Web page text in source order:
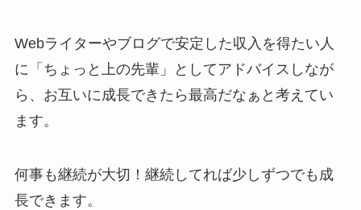
Webライターやブログで安定した収入を得たい人
に「ちょっと上の先輩」としてアドバイスしなが
ら、お互いに成長できたら最高だなぁと考えてい
ます。
何事も継続が大切！継続してれば少しずつでも成
長できます。